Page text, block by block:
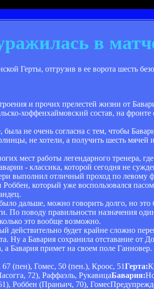
в
Герты, отгрузив в ее ворота шесть
и прочих прелестей жизни от
хоффенхаймовский состав, на фронте
не очень согласна с тем, чтобы
не хотели, а получить шесть
мест работы легендарного тренера,
- классика, которой сегодня не
выполнил отличный проход по левому
который уже воспользовался
дальше, можно говорить долго, но это
По поводу правильности назначения
это вообще возможно.
действительно будет крайне сложно
Ну а Бавария сохранила отставание от
Бавария примет на своем поле Ганновер.
(пен), Гомес, 50 (пен.), Кроос, 51Герта:
72), Раффаэль, РукавицаБавария:
Роббен (Праньич, 70),